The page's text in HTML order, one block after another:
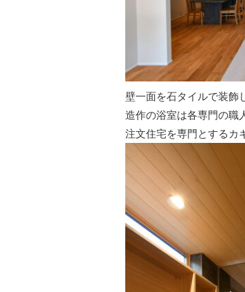
壁一面を石タイルで装飾
造作の浴室は各専門の職
注文住宅を専門とするカ